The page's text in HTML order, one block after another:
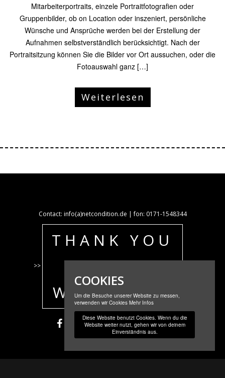
Mitarbeiterportraits, einzele Portraitfotografien oder
Gruppenbilder, ob on Location oder inszeniert, persönliche
Wünsche und Ansprüche werden bei der Erstellung der
Aufnahmen selbstverständlich berücksichtigt. Nach der
Portraitsitzung können Sie die Bilder vor Ort aussuchen, oder die
Fotoauswahl ganz […]
Weiterlesen
Contact: info(a)netcondition.de | fon: 0171-1548344
>>
THANK YOU
FOR
WATCHING!
COOKIES
Um die Besuche unserer Website zu messen,
verwenden wir Cookies Mehr Infos
Diese Website benutzt Cookies. Wenn du die
Website weiter nutzt, gehen wir von deinem
Einverständnis aus.